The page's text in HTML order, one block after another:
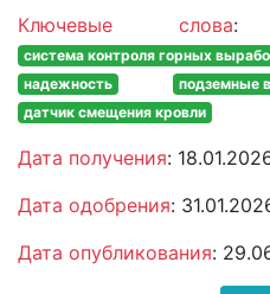
Ключевые слова
система контроля горных
надежность
подземные
датчик смещения кровли
Дата получения:
Дата одобрения:
Дата опубликования: